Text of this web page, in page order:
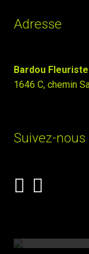
Adresse
Bardou Fleuriste
1646 C, chemin
Suivez-nous